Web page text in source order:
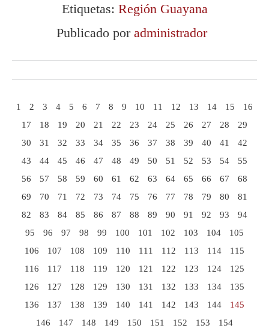
Etiquetas: Región Guayana
Publicado por administrador
1 2 3 4 5 6 7 8 9 10 11 12 13 14 15
16
17
18 19 20 21 22 23 24 25 26 27 28
29
30
31 32 33 34 35 36 37 38 39 40 41
42
43
44 45 46 47 48 49 50 51 52 53 54
55
56
57 58 59 60 61 62 63 64 65 66 67
68
69
70 71 72 73 74 75 76 77 78 79 80
81
82
83 84 85 86 87 88 89 90 91 92 93
94
95
96 97 98 99 100 101 102 103 104
105
106
107 108 109 110 111 112 113 114
115
116
117 118 119 120 121 122 123 124
125
126
127 128 129 130 131 132 133 134
135
136
137 138 139 140 141 142 143 144
145
146
147 148 149 150 151 152 153 154